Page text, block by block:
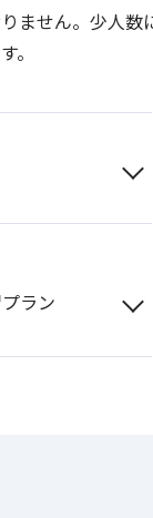
ません。少人
。
ラン